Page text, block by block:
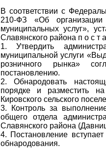
В соответствии с
210-ФЗ «Об организации
муниципальных услуг»,
Славянского района п о с т
1. Утвердить
муниципальной услуги
розничного рынка»
постановлению.
2. Обнародовать
порядке и разместить
Кировского сельского
3. Контроль за
общего отдела
Славянского района
4. Постановление
обнародования.